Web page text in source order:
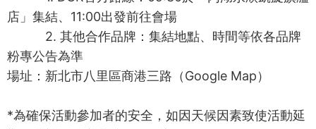
店」集結、11:00出發前往會場
2. 其他合作品牌：集結地點、時間等依各品牌
粉專公告為準
場址：新北市八里區商港三路（Google Map）
*為確保活動參加者的安全，如因天候因素致使活動延